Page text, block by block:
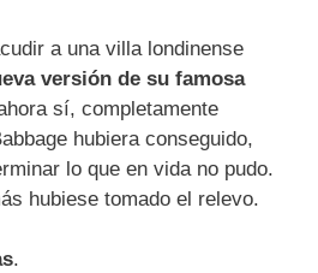
a una villa londinense
versión de su famosa
sí, completamente
hubiera conseguido,
lo que en vida no pudo.
hubiese tomado el relevo.
.